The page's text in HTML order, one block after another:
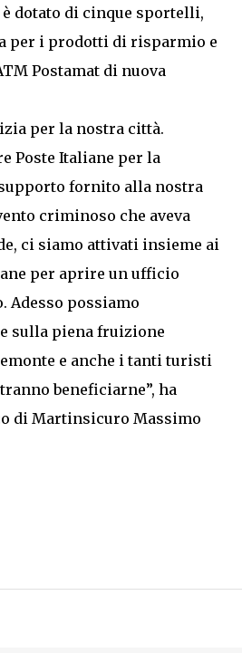
è dotato di cinque sportelli,
per i prodotti di risparmio e
Postamat di nuova
per la nostra città.
Poste Italiane per la
fornito alla nostra
criminoso che aveva
ci siamo attivati insieme ai
per aprire un ufficio
Adesso possiamo
sulla piena fruizione
e anche i tanti turisti
beneficiarne”, ha
di Martinsicuro Massimo